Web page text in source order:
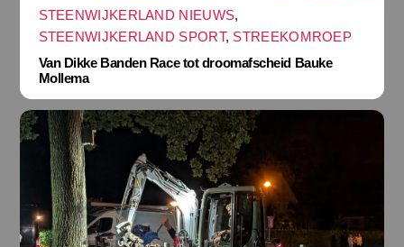
STEENWIJKERLAND NIEUWS,
STEENWIJKERLAND SPORT, STREEKOMROEP
Van Dikke Banden Race tot droomafscheid Bauke
Mollema